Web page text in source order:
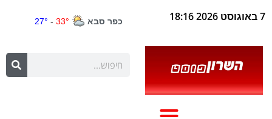
7 באוגוסט 2026 18:16